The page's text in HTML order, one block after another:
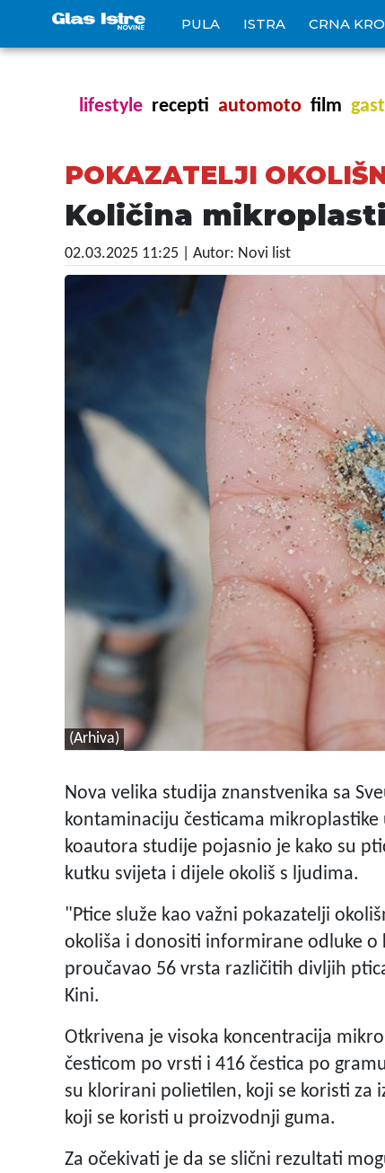
PULA ISTRA CRNA
lifestyle recepti automoto film
POKAZATELJI
Količina
02.03.2025 11:25 | Autor: Novi list
(Arhiva)
Nova velika studija znanstvenika sa
kontaminaciju česticama mikroplastike
koautora studije pojasnio je kako su
kutku svijeta i dijele okoliš s ljudima.
"Ptice služe kao važni pokazatelji
okoliša i donositi informirane odluke o
proučavao 56 vrsta različitih divljih
Kini.
Otkrivena je visoka koncentracija
česticom po vrsti i 416 čestica po
su klorirani polietilen, koji se koristi za
koji se koristi u proizvodnji guma.
Za očekivati je da se slični rezultati